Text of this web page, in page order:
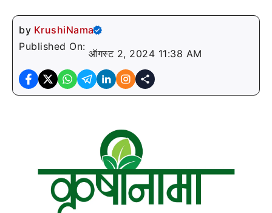
by KrushiNama
Published On:
ऑगस्ट 2, 2024 11:38 AM